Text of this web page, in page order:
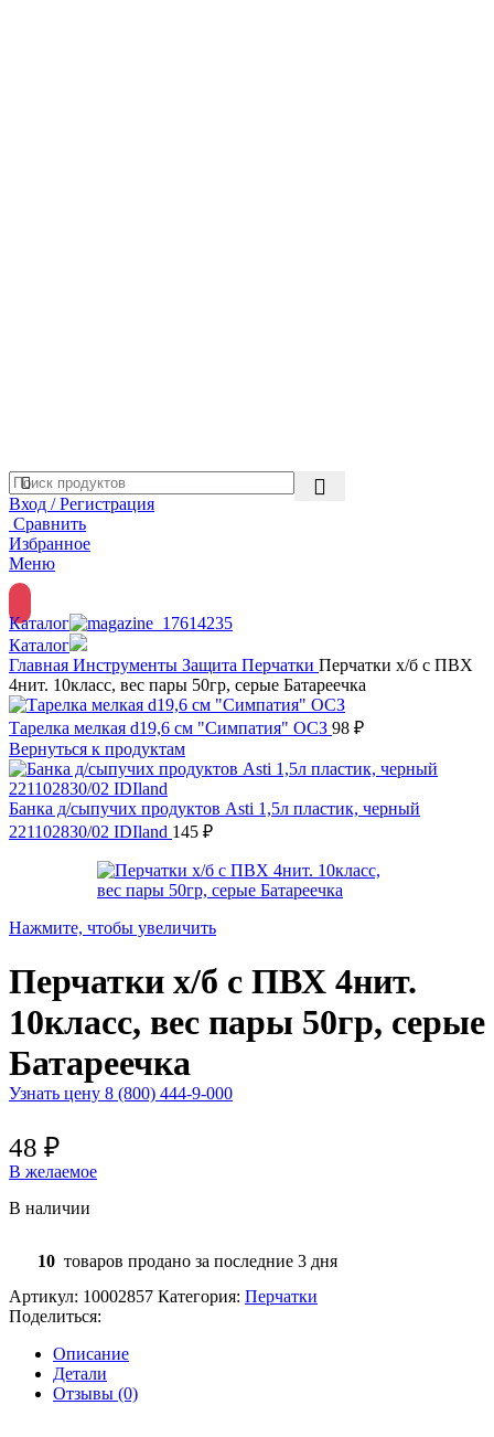
Вход / Регистрация
Сравнить
Избранное
Меню
Каталог
Каталог
Главная Инструменты Защита Перчатки Перчатки х/б с ПВХ
4нит. 10класс, вес пары 50гр, серые Батареечка
Тарелка мелкая d19,6 см "Симпатия" ОСЗ 98 ₽
Вернуться к продуктам
Банка д/сыпучих продуктов Asti 1,5л пластик, черный
221102830/02 IDIland 145 ₽
Нажмите, чтобы увеличить
Перчатки х/б с ПВХ 4нит.
10класс, вес пары 50гр, серые
Батареечка
Узнать цену 8 (800) 444-9-000
48 ₽
В желаемое
В наличии
10 товаров продано за последние 3 дня
Артикул: 10002857 Категория: Перчатки
Поделиться:
Описание
Детали
Отзывы (0)